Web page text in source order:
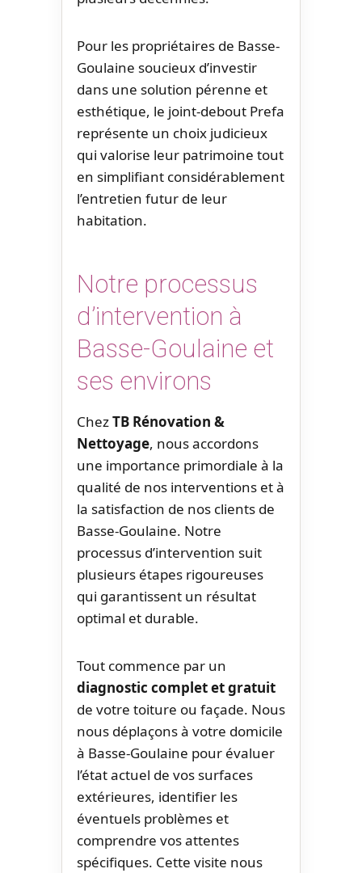
Pour les propriétaires de Basse-
Goulaine soucieux d’investir
dans une solution pérenne et
esthétique, le joint-debout Prefa
représente un choix judicieux
qui valorise leur patrimoine tout
en simplifiant considérablement
l’entretien futur de leur
habitation.
Notre processus
d’intervention à
Basse-Goulaine et
ses environs
ChezTB Rénovation &
Nettoyage, nous accordons
une importance primordiale à la
qualité de nos interventions et à
la satisfaction de nos clients de
Basse-Goulaine. Notre
processus d’intervention suit
plusieurs étapes rigoureuses
qui garantissent un résultat
optimal et durable.
Tout commence par un
diagnostic complet et gratuit
de votre toiture ou façade. Nous
nous déplaçons à votre domicile
à Basse-Goulaine pour évaluer
l’état actuel de vos surfaces
extérieures, identifier les
éventuels problèmes et
comprendre vos attentes
spécifiques. Cette visite nous